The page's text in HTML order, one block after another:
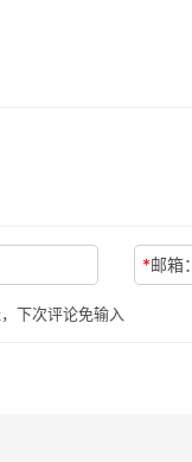
*邮箱：
下次评论免输入